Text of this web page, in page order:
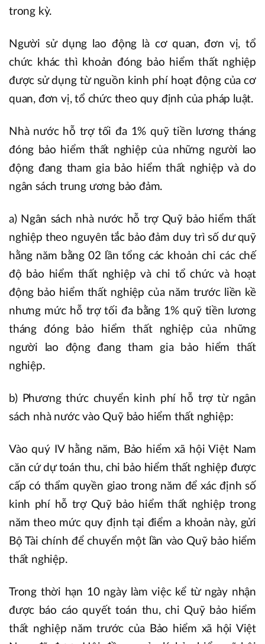
trong kỳ.
Người sử dụng lao động là cơ quan, đơn vị, tổ
chức khác thì khoản đóng bảo hiểm thất nghiệp
được sử dụng từ nguồn kinh phí hoạt động của cơ
quan, đơn vị, tổ chức theo quy định của pháp luật.
Nhà nước hỗ trợ tối đa 1% quỹ tiền lương tháng
đóng bảo hiểm thất nghiệp của những người lao
động đang tham gia bảo hiểm thất nghiệp và do
ngân sách trung ương bảo đảm.
a) Ngân sách nhà nước hỗ trợ Quỹ bảo hiểm thất
nghiệp theo nguyên tắc bảo đảm duy trì số dư quỹ
hằng năm bằng 02 lần tổng các khoản chi các chế
độ bảo hiểm thất nghiệp và chi tổ chức và hoạt
động bảo hiểm thất nghiệp của năm trước liền kề
nhưng mức hỗ trợ tối đa bằng 1% quỹ tiền lương
tháng đóng bảo hiểm thất nghiệp của những
người lao động đang tham gia bảo hiểm thất
nghiệp.
b) Phương thức chuyển kinh phí hỗ trợ từ ngân
sách nhà nước vào Quỹ bảo hiểm thất nghiệp:
Vào quý IV hằng năm, Bảo hiểm xã hội Việt Nam
căn cứ dự toán thu, chi bảo hiểm thất nghiệp được
cấp có thẩm quyền giao trong năm để xác định số
kinh phí hỗ trợ Quỹ bảo hiểm thất nghiệp trong
năm theo mức quy định tại điểm a khoản này, gửi
Bộ Tài chính để chuyển một lần vào Quỹ bảo hiểm
thất nghiệp.
Trong thời hạn 10 ngày làm việc kể từ ngày nhận
được báo cáo quyết toán thu, chi Quỹ bảo hiểm
thất nghiệp năm trước của Bảo hiểm xã hội Việt